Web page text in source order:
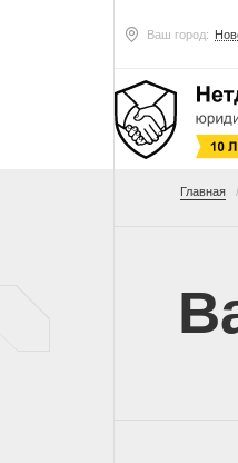
Ваш город:
Главная